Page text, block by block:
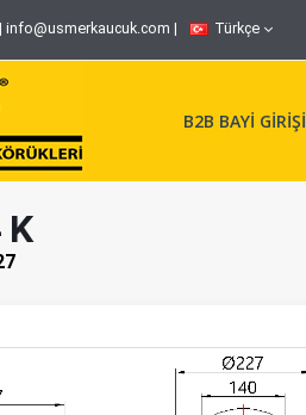
| info@usmerkaucuk.com | Türkçe
B2B BAYİ GİRİŞİ
K